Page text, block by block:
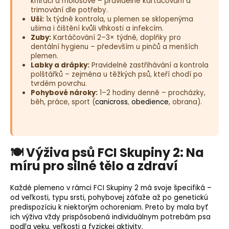
trimování dle potřeby.
Uši: 1x týdně kontrola, u plemen se sklopenýma
ušima i čištění kvůli vlhkosti a infekcím.
Zuby: Kartáčování 2–3× týdně, doplňky pro
dentální hygienu – především u pinčů a menších
plemen.
Labky a drápky: Pravidelné zastřihávání a kontrola
polštářků – zejména u těžkých psů, kteří chodí po
tvrdém povrchu.
Pohybové nároky: 1–2 hodiny denně – procházky,
běh, práce, sport (canicross, obedience, obrana).
🍽️ Výživa psů FCI Skupiny 2: Na
míru pro silné tělo a zdraví
Každé plemeno v rámci FCI Skupiny 2 má svoje špecifiká –
od veľkosti, typu srsti, pohybovej záťaže až po genetickú
predispozíciu k niektorým ochoreniam. Preto by mala byť
ich výživa vždy prispôsobená individuálnym potrebám psa
podľa veku, veľkosti a fyzickej aktivity.